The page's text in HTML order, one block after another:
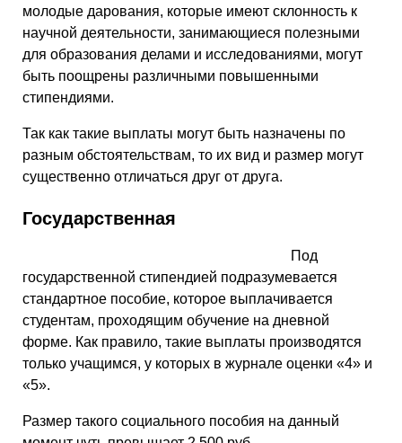
молодые дарования, которые имеют склонность к
научной деятельности, занимающиеся полезными
для образования делами и исследованиями, могут
быть поощрены различными повышенными
стипендиями.
Так как такие выплаты могут быть назначены по
разным обстоятельствам, то их вид и размер могут
существенно отличаться друг от друга.
Государственная
Под
государственной стипендией подразумевается
стандартное пособие, которое выплачивается
студентам, проходящим обучение на дневной
форме. Как правило, такие выплаты производятся
только учащимся, у которых в журнале оценки «4» и
«5».
Размер такого социального пособия на данный